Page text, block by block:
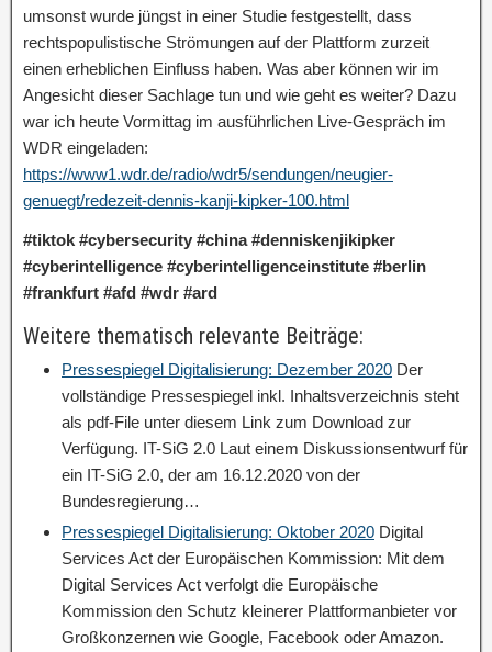
umsonst wurde jüngst in einer Studie festgestellt, dass
rechtspopulistische Strömungen auf der Plattform zurzeit
einen erheblichen Einfluss haben. Was aber können wir im
Angesicht dieser Sachlage tun und wie geht es weiter? Dazu
war ich heute Vormittag im ausführlichen Live-Gespräch im
WDR eingeladen:
https://www1.wdr.de/radio/wdr5/sendungen/neugier-
genuegt/redezeit-dennis-kanji-kipker-100.html
#tiktok #cybersecurity #china #denniskenjikipker
#cyberintelligence #cyberintelligenceinstitute #berlin
#frankfurt #afd #wdr #ard
Weitere thematisch relevante Beiträge:
Pressespiegel Digitalisierung: Dezember 2020 Der
vollständige Pressespiegel inkl. Inhaltsverzeichnis steht
als pdf-File unter diesem Link zum Download zur
Verfügung. IT-SiG 2.0 Laut einem Diskussionsentwurf für
ein IT-SiG 2.0, der am 16.12.2020 von der
Bundesregierung…
Pressespiegel Digitalisierung: Oktober 2020 Digital
Services Act der Europäischen Kommission: Mit dem
Digital Services Act verfolgt die Europäische
Kommission den Schutz kleinerer Plattformanbieter vor
Großkonzernen wie Google, Facebook oder Amazon.